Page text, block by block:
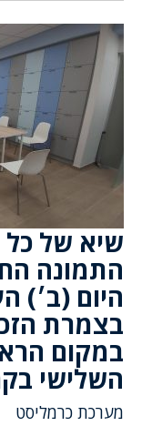
שיא של כל
התמונה
היום (ב׳)
בצמרת
במקום
השלישי
מערכת כרמליסט